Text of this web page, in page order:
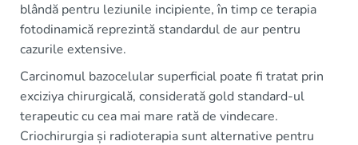
blândă pentru leziunile incipiente, în timp ce terapia
fotodinamică reprezintă standardul de aur pentru
cazurile extensive.
Carcinomul bazocelular superficial poate fi tratat prin
exciziya chirurgicală, considerată gold standard-ul
terapeutic cu cea mai mare rată de vindecare.
Criochirurgia și radioterapia sunt alternative pentru